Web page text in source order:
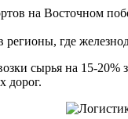
на Восточном
регионы, где
сырья на 15-
дорог.